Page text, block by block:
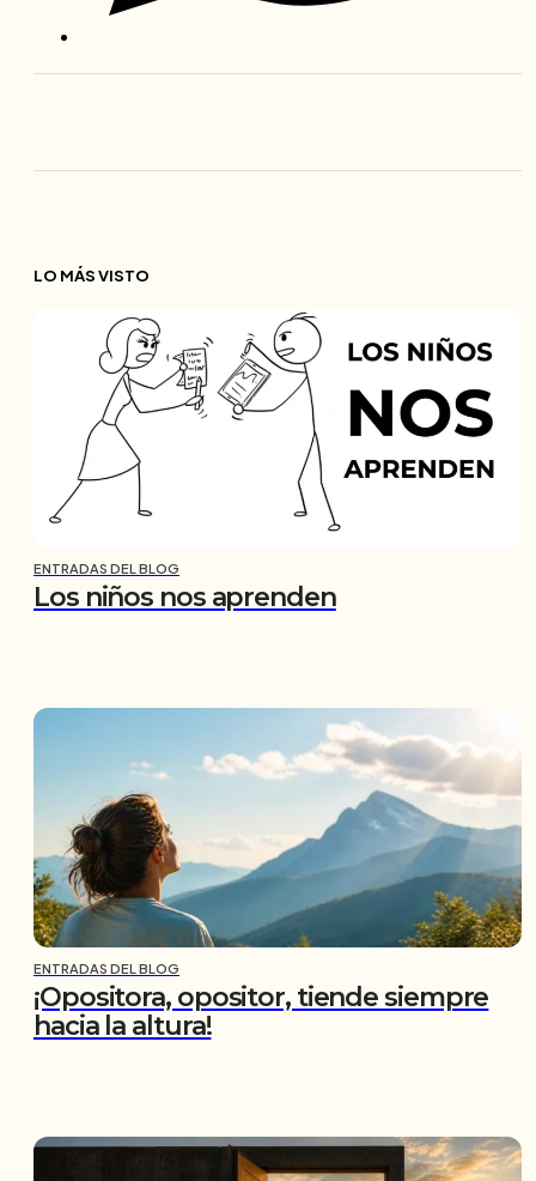
LO MÁS VISTO
ENTRADAS DEL BLOG
Los niños nos aprenden
ENTRADAS DEL BLOG
¡Opositora, opositor, tiende siempre
hacia la altura!